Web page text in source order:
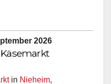
2026
in Nieheim,